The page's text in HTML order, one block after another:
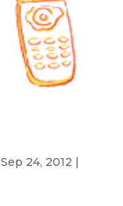
Sep 24, 2012 |